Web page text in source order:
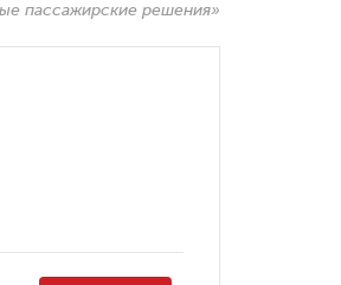
пассажирские решения»